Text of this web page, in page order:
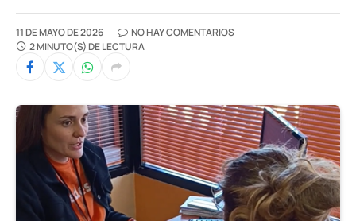
11 DE MAYO DE 2026
NO HAY COMENTARIOS
2 MINUTO(S) DE LECTURA